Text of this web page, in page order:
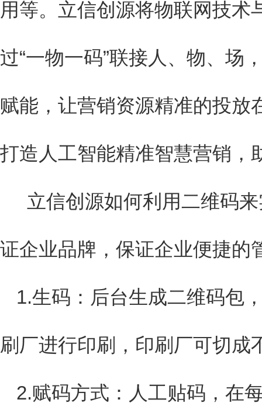
用等。立信创源将物联网技术
过“一物一码”联接人、物、场
赋能，让营销资源精准的投放
打造人工智能精准智慧营销，
立信创源如何利用二维码
证企业品牌，保证企业便捷的
1.生码：后台生成二维码包
刷厂进行印刷，印刷厂可切成
2.赋码方式：人工贴码，在